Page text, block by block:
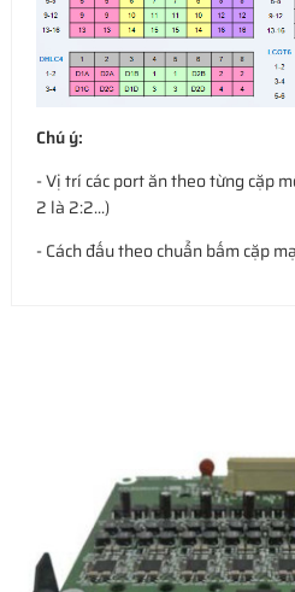
Chú ý:
- Vị trí các port ăn theo từng cặp
2 là 2:2...)
- Cách đấu theo chuẩn bấm cặp